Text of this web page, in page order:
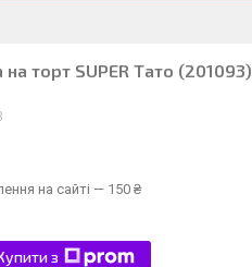
торт SUPER Тато (201093)
на сайті — 150 ₴
з